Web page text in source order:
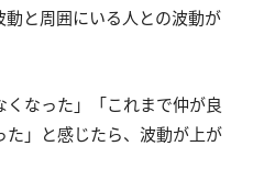
動と周囲にいる人との波動が
くなった」「これまで仲が良
」と感じたら、波動が上が